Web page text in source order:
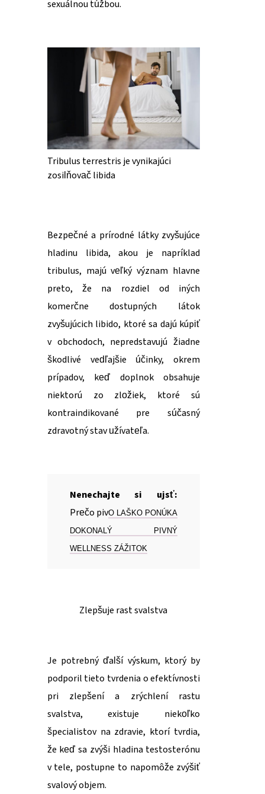
sexuálnou túžbou.
Tribulus terrestris je vynikajúci
zosilňovač libida
Bezpečné a prírodné látky zvyšujúce
hladinu libida, akou je napríklad
tribulus, majú veľký význam hlavne
preto, že na rozdiel od iných
komerčne dostupných látok
zvyšujúcich libido, ktoré sa dajú kúpiť
v obchodoch, nepredstavujú žiadne
škodlivé vedľajšie účinky, okrem
prípadov, keď doplnok obsahuje
niektorú zo zložiek, ktoré sú
kontraindikované pre súčasný
zdravotný stav užívateľa.
Nenechajte si ujsť:
Prečo pivO LAŠKO PONÚKA
DOKONALÝ PIVNÝ
WELLNESS ZÁŽITOK
Zlepšuje rast svalstva
Je potrebný ďalší výskum, ktorý by
podporil tieto tvrdenia o efektívnosti
pri zlepšení a zrýchlení rastu
svalstva, existuje niekoľko
špecialistov na zdravie, ktorí tvrdia,
že keď sa zvýši hladina testosterónu
v tele, postupne to napomôže zvýšiť
svalový objem.